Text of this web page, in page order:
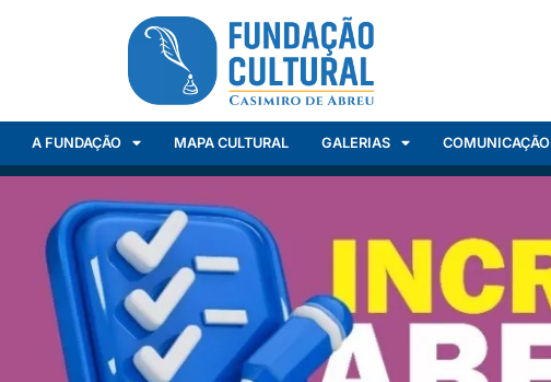
A FUNDAÇÃO MAPA CULTURAL GALERIAS COMUNICAÇÃO